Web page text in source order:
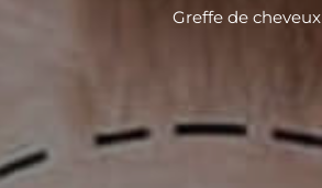
Greffe de cheveux